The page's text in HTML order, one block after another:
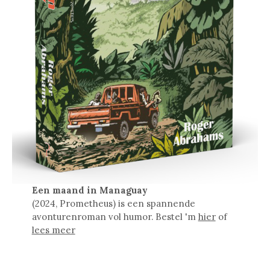
Een maand in Managuay
(2024, Prometheus) is een spannende
avonturenroman vol humor. Bestel 'm hierof
lees meer